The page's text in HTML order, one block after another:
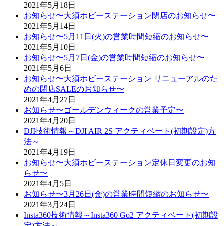
2021年5月18日
お知らせ〜大須ホビーステーション閉店のお知らせ〜
2021年5月14日
お知らせ〜5月11日(火)の営業時間短縮のお知らせ〜
2021年5月10日
お知らせ〜5月7日(金)の営業時間短縮のお知らせ〜
2021年5月6日
お知らせ〜大須ホビーステーション リニューアルのた
めの閉店SALEのお知らせ〜
2021年4月27日
お知らせ〜ゴールデンウィークの営業予定〜
2021年4月20日
DJI技術情報～DJI AIR 2S アクティベート(初期設定)方
法～
2021年4月19日
お知らせ〜大須ホビーステーション定休日変更のお知
らせ〜
2021年4月5日
お知らせ〜3月26日(金)の営業時間短縮のお知らせ〜
2021年3月24日
Insta360技術情報～Insta360 Go2 アクティベート(初期設